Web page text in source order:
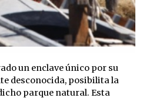
un enclave único por su
desconocida, posibilita la
parque natural. Esta